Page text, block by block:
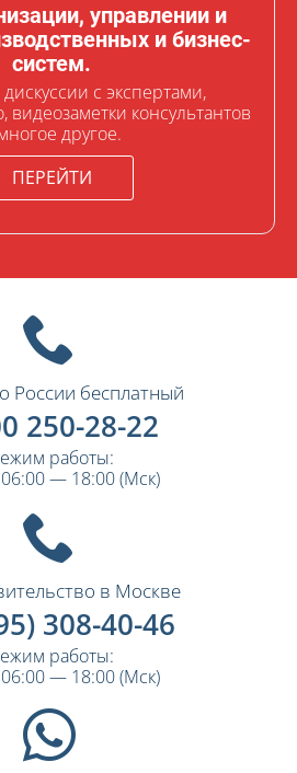
управлении и
и бизнес-
систем.
с экспертами,
консультантов
другое.
ПЕРЕЙТИ
России бесплатный
250-28-22
работы:
— 18:00 (Мск)
в Москве
308-40-46
работы:
— 18:00 (Мск)